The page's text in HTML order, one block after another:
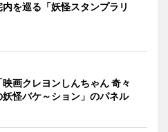
内を巡る「妖怪スタンプラリ
画クレヨンしんちゃん 奇々
怪バケ～ション」のパネル